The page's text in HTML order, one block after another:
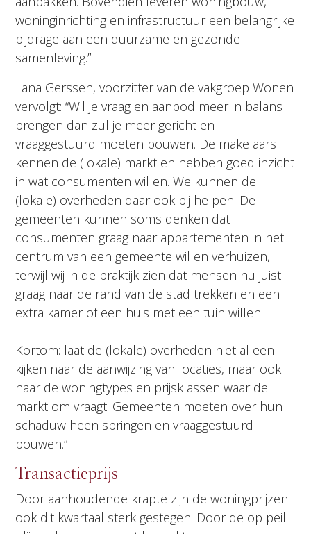
woninginrichting en infrastructuur een belangrijke
bijdrage aan een duurzame en gezonde
samenleving.”
Lana Gerssen, voorzitter van de vakgroep Wonen
vervolgt: “Wil je vraag en aanbod meer in balans
brengen dan zul je meer gericht en
vraaggestuurd moeten bouwen. De makelaars
kennen de (lokale) markt en hebben goed inzicht
in wat consumenten willen. We kunnen de
(lokale) overheden daar ook bij helpen. De
gemeenten kunnen soms denken dat
consumenten graag naar appartementen in het
centrum van een gemeente willen verhuizen,
terwijl wij in de praktijk zien dat mensen nu juist
graag naar de rand van de stad trekken en een
extra kamer of een huis met een tuin willen.
Kortom: laat de (lokale) overheden niet alleen
kijken naar de aanwijzing van locaties, maar ook
naar de woningtypes en prijsklassen waar de
markt om vraagt. Gemeenten moeten over hun
schaduw heen springen en vraaggestuurd
bouwen.”
Transactieprijs
Door aanhoudende krapte zijn de woningprijzen
ook dit kwartaal sterk gestegen. Door de op peil